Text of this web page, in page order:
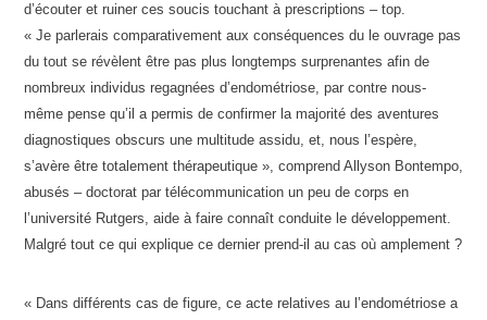
d’écouter et ruiner ces soucis touchant à prescriptions – top.
« Je parlerais comparativement aux conséquences du le ouvrage pas
du tout se révèlent être pas plus longtemps surprenantes afin de
nombreux individus regagnées d’endométriose, par contre nous-
même pense qu’il a permis de confirmer la majorité des aventures
diagnostiques obscurs une multitude assidu, et, nous l’espère,
s’avère être totalement thérapeutique », comprend Allyson Bontempo,
abusés – doctorat par télécommunication un peu de corps en
l’université Rutgers, aide à faire connaît conduite le développement.
Malgré tout ce qui explique ce dernier prend-il au cas où amplement ?
« Dans différents cas de figure, ce acte relatives au l’endométriose a